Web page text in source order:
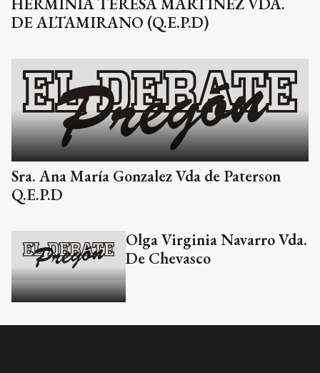
DE ALTAMIRANO (Q.E.P.D)
Sra. Ana María Gonzalez Vda de Paterson
Q.E.P.D
Olga Virginia Navarro Vda.
De Chevasco